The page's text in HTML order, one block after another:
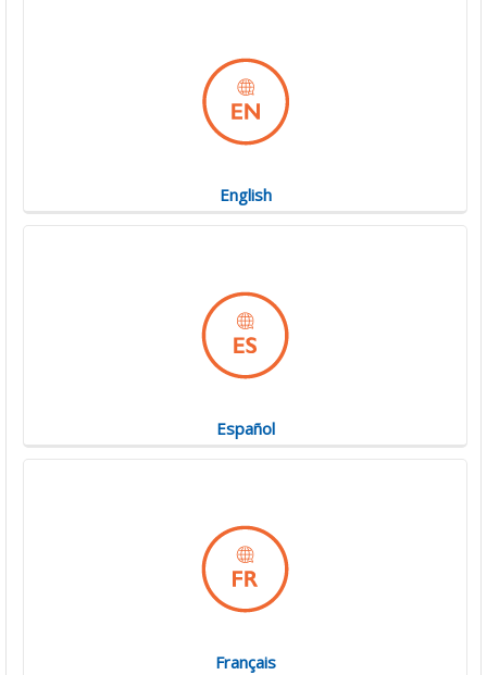
English
Español
Français